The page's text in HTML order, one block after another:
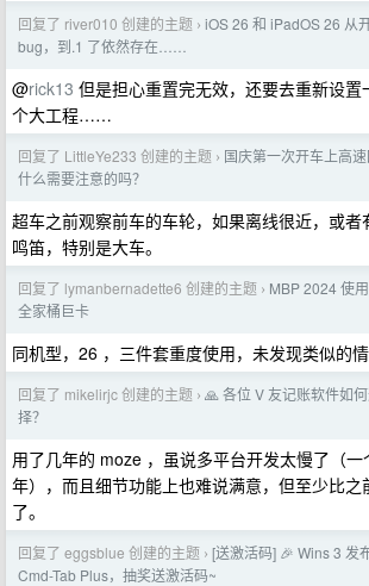
回复了 river010 创建的主题 › iOS 26 和 iPadOS 26 从
bug，到.1 了依然存在……
@rick13 但是担心重置完无效，还要去重新设
个大工程……
回复了 LittleYe233 创建的主题 › 国庆第一次开车上高
什么需要注意的吗？
超车之前观察前车的车轮，如果离线很近，或者
鸣笛，特别是大车。
回复了 lymanbernadette6 创建的主题 › MBP 2024 使
全家桶巨卡
同机型，26 ，三件套重度使用，未发现类似的情
回复了 mikelirjc 创建的主题 › 🙏 各位 V 友记账软件如
择？
用了几年的 moze ，虽说多平台开发太慢了（
年），而且细节功能上也难说满意，但至少比之
了。
回复了 eggsblue 创建的主题 › [送激活码] 🎉 Wins 3 发
Cmd-Tab Plus，抽奖送激活码~